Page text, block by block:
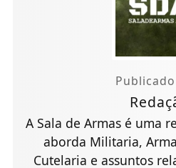
A Sala de Armas é uma
aborda Militaria,
Cutelaria e assuntos